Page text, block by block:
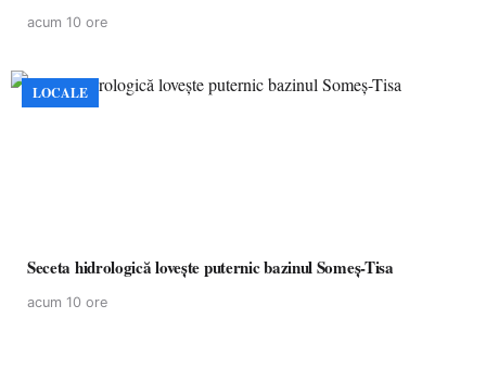
acum 10 ore
LOCALE
Seceta hidrologică lovește puternic bazinul Someș-Tisa
acum 10 ore